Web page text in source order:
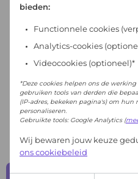
overzichtskaart.
ORGANISATIES VOOR
bieden:
Functionnele cookies
Analytics-cookies
Videocookies (optioneel)*
*Deze cookies helpen ons de
gebruiken tools van derden die
(IP-adres, bekeken pagina's) om
personaliseren.
Gebruikte tools: Google Analytics (
Wij bewaren jouw keuze
ons cookiebeleid